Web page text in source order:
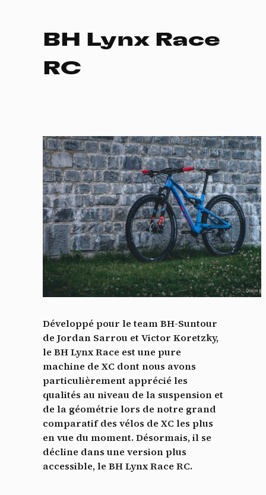
BH Lynx Race
RC
Développé pour le team BH-Suntour
de Jordan Sarrou et Victor Koretzky,
le BH Lynx Race est une pure
machine de XC dont nous avons
particulièrement apprécié les
qualités au niveau de la suspension et
de la géométrie lors de notre grand
comparatif des vélos de XC les plus
en vue du moment. Désormais, il se
décline dans une version plus
accessible, le BH Lynx Race RC.